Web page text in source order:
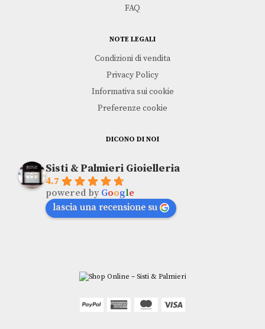
FAQ
NOTE LEGALI
Condizioni di vendita
Privacy Policy
Informativa sui cookie
Preferenze cookie
DICONO DI NOI
Sisti & Palmieri Gioielleria
4.7
powered by Google
lascia una recensione su